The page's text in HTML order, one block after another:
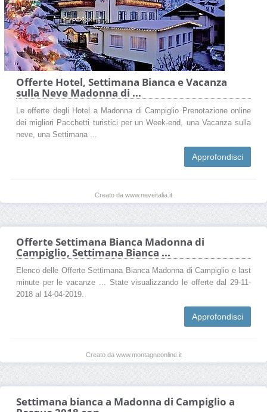
Offerte Hotel, Settimana Bianca e Vacanza
sulla Neve Madonna di ...
Le offerte degli Hotel a Madonna di Campiglio Prenotazione online
dei migliori Pacchetti turistici per un Week-end, una Vacanza sulla
neve, una Settimana ...
Approfondisci
Creato da www.neveitalia.it
Offerte Settimana Bianca Madonna di
Campiglio, Settimana Bianca ...
Elenco delle Offerte Settimana Bianca Madonna di Campiglio e last
minute per le vacanze ... State visualizzando le offerte dal 29-11-
2018 al 14-04-2019.
Approfondisci
Creato da www.montagneonline.it
Settimana bianca a Madonna di Campiglio a